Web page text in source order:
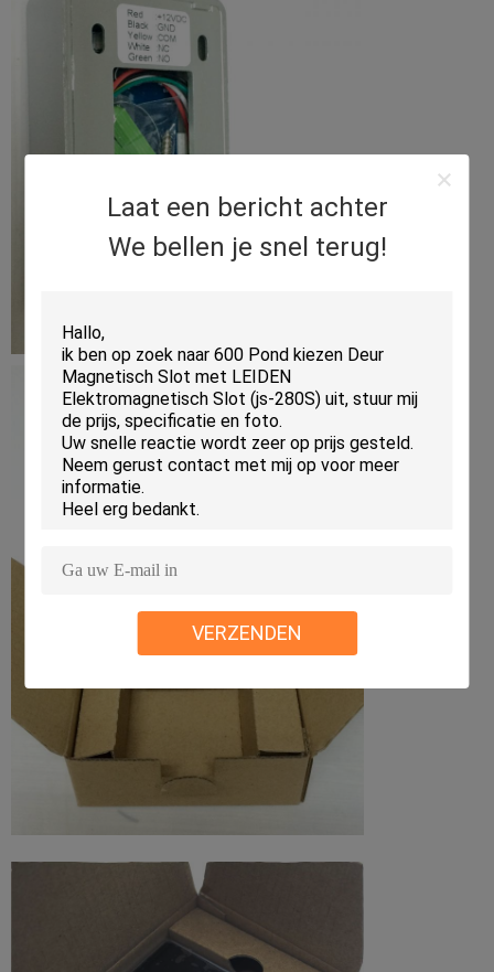
Laat een bericht achter
We bellen je snel terug!
VERZENDEN